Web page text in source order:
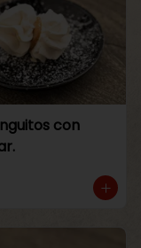
con